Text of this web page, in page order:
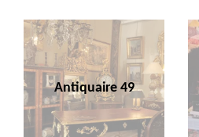
Antiquaire 49